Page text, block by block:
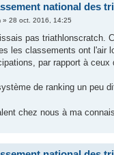
national des
» 28 oct. 2016, 14:25
pas triathlonscratch.
les classements ont l'air
par rapport à
de ranking un peu
chez nous à ma